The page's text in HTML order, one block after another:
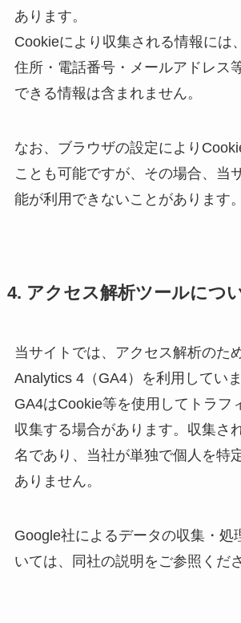
あります。
Cookieにより収集される情報には
住所・電話番号・メールアドレス
できる情報は含まれません。
なお、ブラウザの設定により
ことも可能ですが、その場合、当
能が利用できないことがあります。
4. アクセス解析ツールにつ
当サイトでは、アクセス解析のた
Analytics 4（GA4）を利用していま
GA4はCookie等を使用してトラフ
収集する場合があります。収集さ
名であり、当社が単独で個人を特
ありません。
Google社によるデータの収集・処
いては、同社の説明をご参照くだ